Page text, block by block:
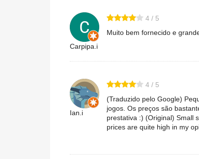
Carpipa.i
4 / 5
Muito bem fornecido e
Ian.i
4 / 5
(Traduzido pelo Google)
jogos. Os preços são
prestativa :) (Original) Small
prices are quite high in my